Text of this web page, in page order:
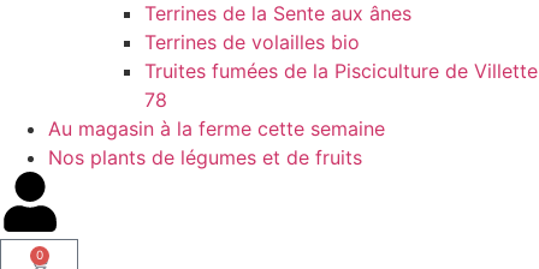
Terrines de la Sente aux ânes
Terrines de volailles bio
Truites fumées de la Pisciculture de Villette
78
Au magasin à la ferme cette semaine
Nos plants de légumes et de fruits
0